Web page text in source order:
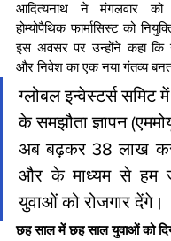
आदित्यनाथ ने मंगलवार
होम्योपैथिक फार्मासिस्ट को
इस अवसर पर उन्होंने कहा कि
और निवेश का एक नया गंतव्य
ग्लोबल इन्वेस्टर्स
के समझौता ज्ञापन
अब बढ़कर 38 लाख
और के माध्यम से हम
युवाओं को रोजगार देंगे।
छह साल में छह साल युवाओं को